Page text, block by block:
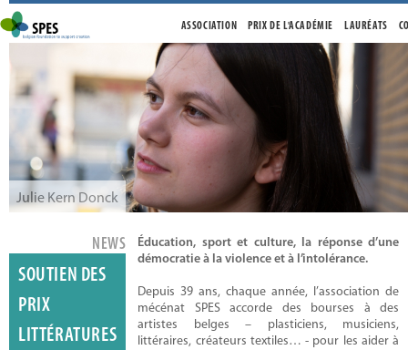
ASSOCIATION PRIX DE L'ACADÉMIE LAURÉATS
Julie Kern Donck
NEWS
SOUTIEN DES
PRIX
LITTÉRATURES
Éducation, sport et culture, la réponse d’une
démocratie à la violence et à l’intolérance.
Depuis 39 ans, chaque année, l’association de
mécénat SPES accorde des bourses à des
artistes belges – plasticiens, musiciens,
littéraires, créateurs textiles… - pour les aider à